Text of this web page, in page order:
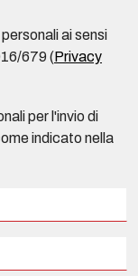
ai sensi
679 (Privacy
per l'invio di
indicato nella